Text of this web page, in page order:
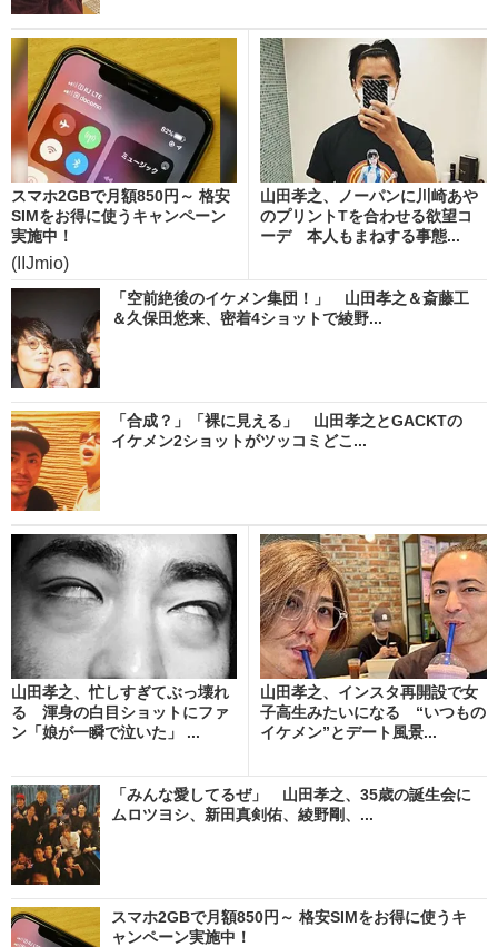
スマホ2GBで月額850円～ 格安
SIMをお得に使うキャンペーン
実施中！
(IIJmio)
山田孝之、ノーパンに川崎あや
のプリントTを合わせる欲望コ
ーデ 本人もまねする事態...
「空前絶後のイケメン集団！」 山田孝之＆斎藤工
＆久保田悠来、密着4ショットで綾野...
「合成？」「裸に見える」 山田孝之とGACKTの
イケメン2ショットがツッコミどこ...
山田孝之、忙しすぎてぶっ壊れ
る 渾身の白目ショットにファ
ン「娘が一瞬で泣いた」 ...
山田孝之、インスタ再開設で女
子高生みたいになる “いつもの
イケメン”とデート風景...
「みんな愛してるぜ」 山田孝之、35歳の誕生会に
ムロツヨシ、新田真剣佑、綾野剛、...
スマホ2GBで月額850円～ 格安SIMをお得に使うキ
ャンペーン実施中！